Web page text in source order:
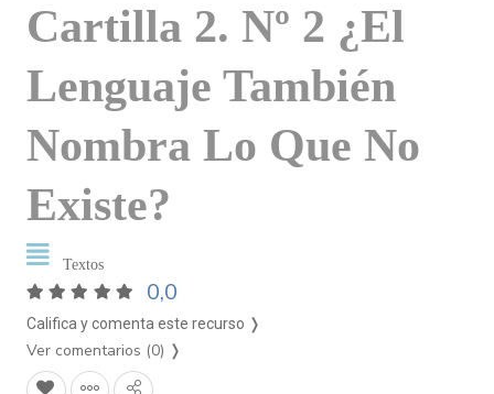
Cartilla 2. Nº 2 ¿El
Lenguaje También
Nombra Lo Que No
Existe?
Textos
0,0
Califica y comenta este recurso ❭
Ver comentarios (0) ❭